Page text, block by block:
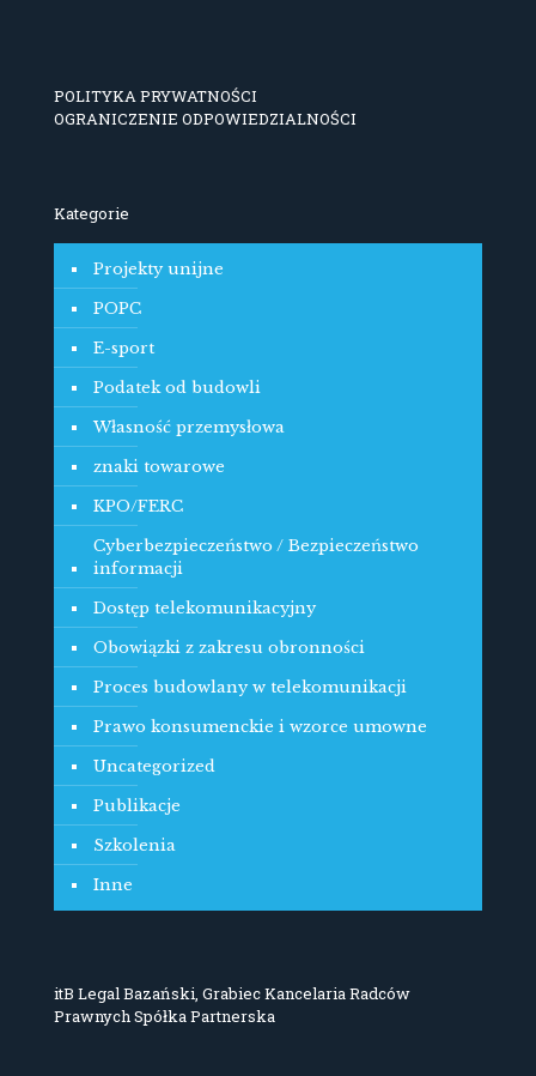
POLITYKA PRYWATNOŚCI
OGRANICZENIE ODPOWIEDZIALNOŚCI
Kategorie
Projekty unijne
POPC
E-sport
Podatek od budowli
Własność przemysłowa
znaki towarowe
KPO/FERC
Cyberbezpieczeństwo / Bezpieczeństwo
informacji
Dostęp telekomunikacyjny
Obowiązki z zakresu obronności
Proces budowlany w telekomunikacji
Prawo konsumenckie i wzorce umowne
Uncategorized
Publikacje
Szkolenia
Inne
itB Legal Bazański, Grabiec Kancelaria Radców
Prawnych Spółka Partnerska